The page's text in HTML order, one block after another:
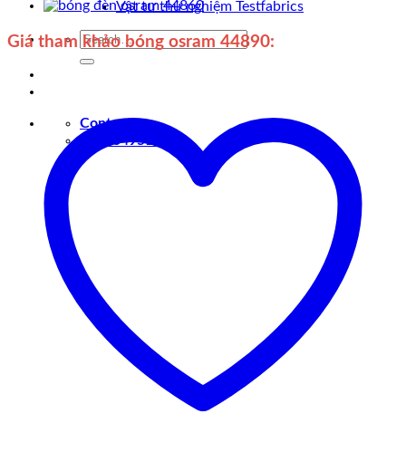
Vật tư thử nghiệm Testfabrics
Search
Contact
0907049510
Giá tham khảo bóng osram 44890: